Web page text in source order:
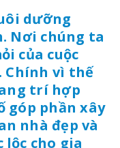
dưỡng
Nơi chúng ta
của cuộc
Chính vì thế
trí hợp
góp phần xây
nhà đẹp và
lộc cho gia